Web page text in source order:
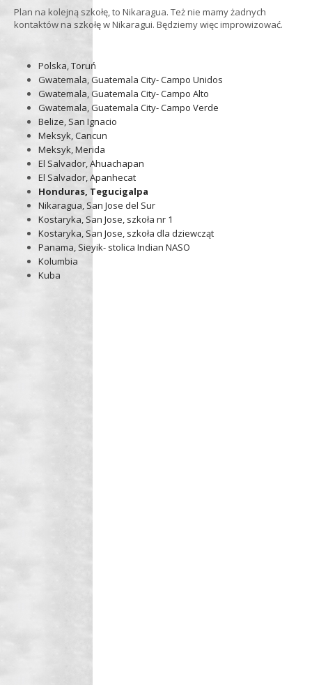
Plan na kolejną szkołę, to Nikaragua. Też nie mamy żadnych
kontaktów na szkołę w Nikaragui. Będziemy więc improwizować.
Polska, Toruń
Gwatemala, Guatemala City- Campo Unidos
Gwatemala, Guatemala City- Campo Alto
Gwatemala, Guatemala City- Campo Verde
Belize, San Ignacio
Meksyk, Cancun
Meksyk, Merida
El Salvador, Ahuachapan
El Salvador, Apanhecat
Honduras, Tegucigalpa
Nikaragua, San Jose del Sur
Kostaryka, San Jose, szkoła nr 1
Kostaryka, San Jose, szkoła dla dziewcząt
Panama, Sieyik- stolica Indian NASO
Kolumbia
Kuba